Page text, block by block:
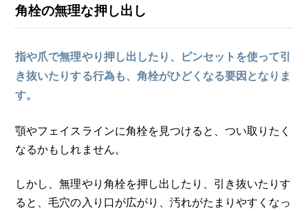
角栓の無理な押し出し
指や爪で無理やり押し出したり、ピンセットを使って引
き抜いたりする行為も、角栓がひどくなる要因となりま
す。
顎やフェイスラインに角栓を見つけると、つい取りたく
なるかもしれません。
しかし、無理やり角栓を押し出したり、引き抜いたりす
ると、毛穴の入り口が広がり、汚れがたまりやすくなっ